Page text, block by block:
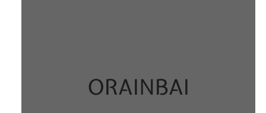
ORAINBAI